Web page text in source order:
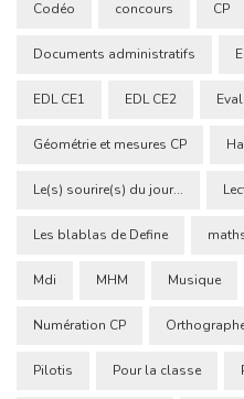
Codéo concours CP
Documents administratifs
EDL CE1 EDL CE2
Géométrie et mesures CP
Le(s) sourire(s) du jour...
Les blablas de Define
Mdi MHM Musique
Numération CP
Pilotis Pour la classe